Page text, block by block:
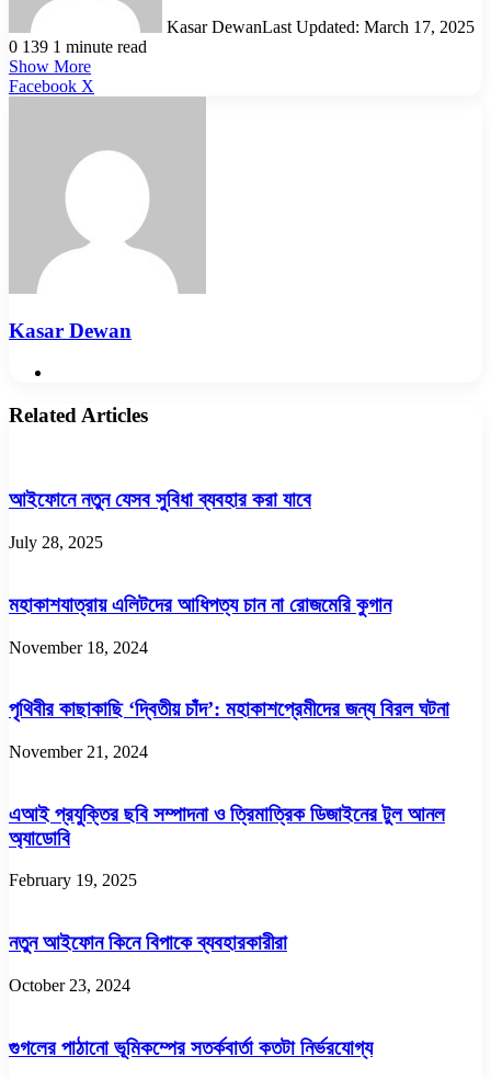
Kasar DewanLast Updated: March 17, 2025
0 139 1 minute read
Show More
Facebook X
Kasar Dewan
Related Articles
আইফোনে নতুন যেসব সুবিধা ব্যবহার করা যাবে
July 28, 2025
মহাকাশযাত্রায় এলিটদের আধিপত্য চান না রোজমেরি কুগান
November 18, 2024
পৃথিবীর কাছাকাছি ‘দ্বিতীয় চাঁদ’: মহাকাশপ্রেমীদের জন্য বিরল ঘটনা
November 21, 2024
এআই প্রযুক্তির ছবি সম্পাদনা ও ত্রিমাত্রিক ডিজাইনের টুল আনল
অ্যাডোবি
February 19, 2025
নতুন আইফোন কিনে বিপাকে ব্যবহারকারীরা
October 23, 2024
গুগলের পাঠানো ভূমিকম্পের সতর্কবার্তা কতটা নির্ভরযোগ্য